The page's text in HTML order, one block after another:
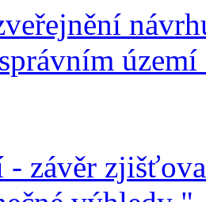
- závěr